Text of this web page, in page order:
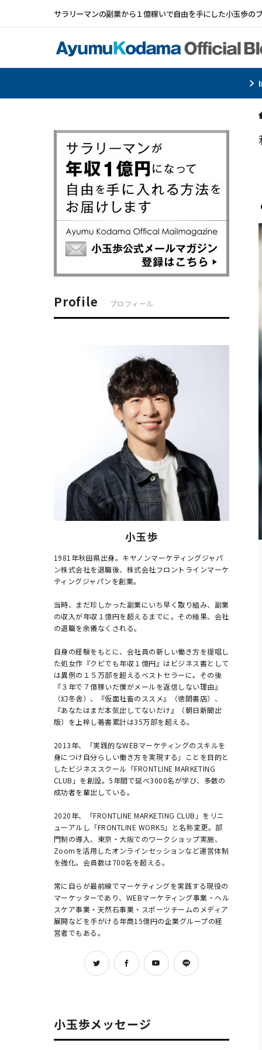
サラリーマンの副業から１億稼いで自由を手にした小玉歩の
Profile プロフィール
小玉 歩
1981年秋田県出身。キヤノンマーケティングジャパ
ン株式会社を退職後、株式会社フロントラインマーケ
ティングジャパンを創業。
当時、まだ珍しかった副業にいち早く取り組み、副業
の収入が年収１億円を超えるまでに。その結果、会社
の退職を余儀なくされる。
自身の経験をもとに、会社員の新しい働き方を提唱し
た処女作『クビでも年収１億円』はビジネス書として
は異例の１５万部を超えるベストセラーに。その後
『３年で７億稼いだ僕がメールを返信しない理由』
（幻冬舎）、『仮面社畜のススメ』（徳間書店）、
『あなたはまだ本気出してないだけ』（朝日新聞出
版）を上梓し著書累計は35万部を超える。
2013年、「実践的なWEBマーケティングのスキルを
身につけ自分らしい働き方を実現する」ことを目的と
したビジネススクール「FRONTLINE MARKETING
CLUB」を創設。5年間で延べ3000名が学び、多数の
成功者を輩出している。
2020年、「FRONTLINE MARKETING CLUB」をリニ
ューアルし「FRONTLINE WORKS」と名称変更。部
門制の導入、東京・大阪でのワークショップ実施、
Zoomを活用したオンラインセッションなど運営体制
を強化。会員数は700名を超える。
常に自らが最前線でマーケティングを実践する現役の
マーケッターであり、WEBマーケティング事業・ヘル
スケア事業・天然石事業・スポーツチームのメディア
展開などを手がける年商15億円の企業グループの経
営者でもある。
小玉歩メッセージ